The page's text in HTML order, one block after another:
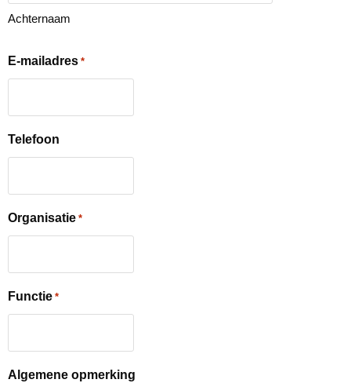
Achternaam
E-mailadres *
Telefoon
Organisatie *
Functie *
Algemene opmerking